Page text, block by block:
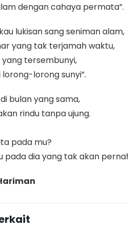
dengan cahaya permata”.
lukisan sang seniman alam,
yang tak terjamah waktu,
tersembunyi,
lorong sunyi”.
bulan yang sama,
rindu tanpa ujung.
pada mu?
pada dia yang tak akan